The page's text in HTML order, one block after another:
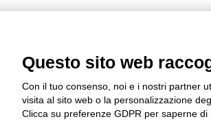
Questo sito web
Con il tuo consenso, noi e i nostri partner
visita al sito web o la personalizzazione
Clicca su preferenze GDPR per saperne di